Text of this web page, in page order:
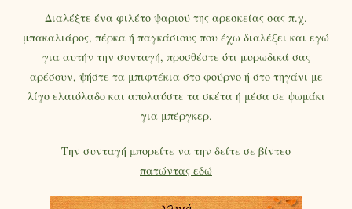
Διαλέξτε ένα φιλέτο ψαριού της αρεσκείας σας π.χ.
μπακαλιάρος, πέρκα ή παγκάσιους που έχω διαλέξει και εγώ
για αυτήν την συνταγή, προσθέστε ότι μυρωδικά σας
αρέσουν, ψήστε τα μπιφτέκια στο φούρνο ή στο τηγάνι με
λίγο ελαιόλαδο και απολαύστε τα σκέτα ή μέσα σε ψωμάκι
για μπέργκερ.
Την συνταγή μπορείτε να την δείτε σε βίντεο
πατώντας εδώ